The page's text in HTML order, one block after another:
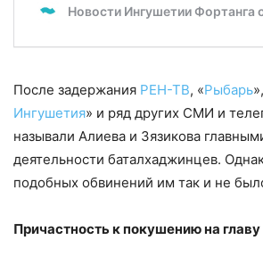
После задержания РЕН-ТВ, «Рыбарь
Ингушетия» и ряд других СМИ и
называли Алиева и Зязикова
деятельности баталхаджинцев.
подобных обвинений им так и не
Причастность к покушению на